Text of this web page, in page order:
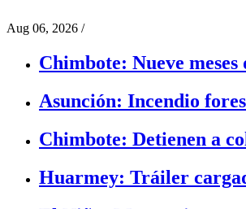
Aug 06, 2026 /
Chimbote: Nueve
Asunción: Incendio
Chimbote: Detienen a
Huarmey: Tráiler